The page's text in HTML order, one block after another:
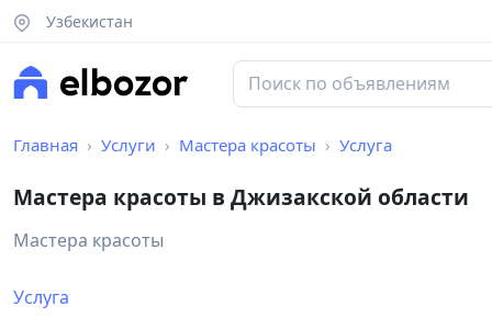
Узбекистан
Главная Услуги Мастера красоты Услуга
Мастера красоты в Джизакской области
Мастера красоты
Услуга